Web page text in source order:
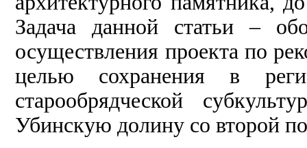
Задача данной статьи –
осуществления проекта по
целью сохранения в
старообрядческой
Убинскую долину со второй